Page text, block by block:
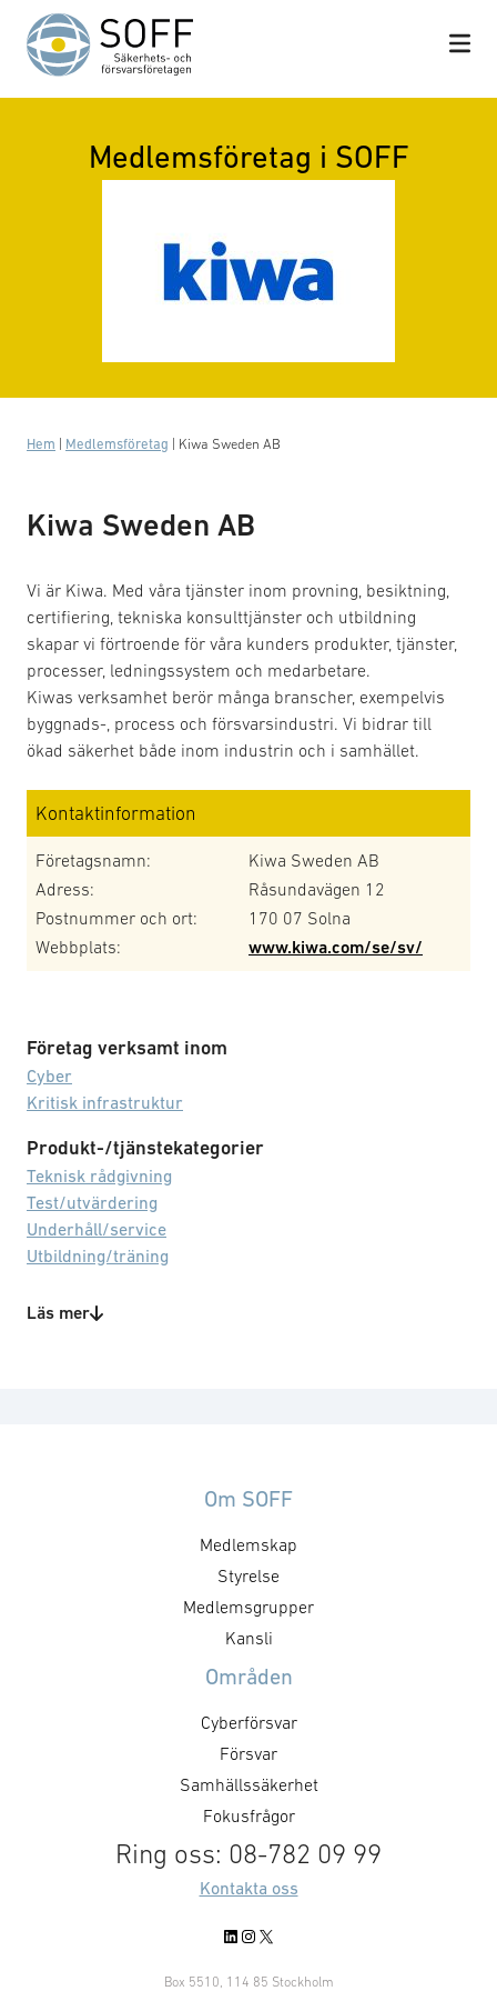
Hoppa till innehåll
Medlemsföretag i SOFF
Hem Medlemsföretag Kiwa Sweden AB
Kiwa Sweden AB
Vi är Kiwa. Med våra tjänster inom provning, besiktning,
certifiering, tekniska konsulttjänster och utbildning
skapar vi förtroende för våra kunders produkter, tjänster,
processer, ledningssystem och medarbetare.
Kiwas verksamhet berör många branscher, exempelvis
byggnads-, process och försvarsindustri. Vi bidrar till
ökad säkerhet både inom industrin och i samhället.
Kontaktinformation
Företagsnamn:
Kiwa Sweden AB
Adress:
Råsundavägen 12
Postnummer och ort:
170 07 Solna
Webbplats:
www.kiwa.com/se/sv/
Företag verksamt inom
Cyber
Kritisk infrastruktur
Produkt-/tjänstekategorier
Teknisk rådgivning
Test/utvärdering
Underhåll/service
Utbildning/träning
Teknikområden
Läs mer
Om SOFF
Medlemskap
Styrelse
Medlemsgrupper
Kansli
Områden
Cyberförsvar
Försvar
Samhällssäkerhet
Fokusfrågor
Ring oss: 08-782 09 99
Kontakta oss
LinkedIn
Instagram
X
Box 5510, 114 85 Stockholm